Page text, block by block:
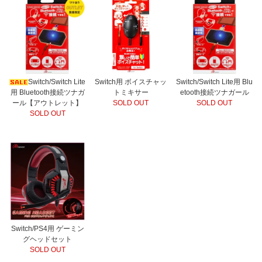
Switch/Switch Lite
用 Bluetooth接続ツナガ
ール【アウトレット】
SOLD OUT
Switch用 ボイスチャッ
トミキサー
SOLD OUT
Switch/Switch Lite用 Blu
etooth接続ツナガール
SOLD OUT
Switch/PS4用 ゲーミン
グヘッドセット
SOLD OUT